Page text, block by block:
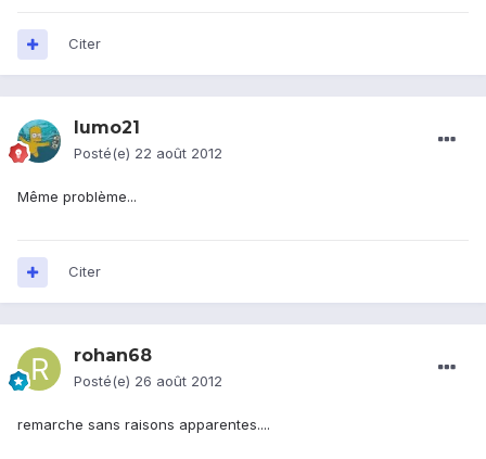
Citer
lumo21
Posté(e) 22 août 2012
Même problème...
Citer
rohan68
Posté(e) 26 août 2012
remarche sans raisons apparentes....